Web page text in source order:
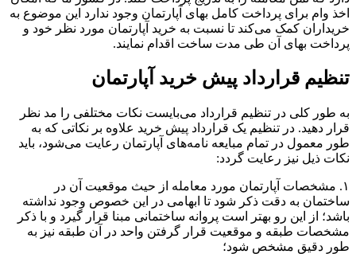
اخذ وام برای پرداخت کامل بهای آپارتمان وجود ندارد این موضوع به
خریداران کمک می‌کند تا نسبت به خرید آپارتمان مورد نظر خود و
پرداخت بهای آن طی مدت ساخت اقدام نمایند.
تنظیم قرارداد پیش خرید آپارتمان
به طور کلی در تنظیم قرارداد می‌بایست نکات مختلفی را مد نظر
قرار دهید. در تنظیم یک قرارداد پیش خرید علاوه بر نکاتی که به
طور معمول در تمام مبایعه نامه‌های آپارتمان رعایت می‌شود، باید
نکات ذیل نیز رعایت گردد:
۱. مشخصات آپارتمان مورد معامله از حیث موقعیت آن در
ساختمان به دقت ذکر شود تا ابهامی در این خصوص وجود نداشته
باشد؛ از این رو بهتر است پروانه ساختمانی مبنا قرار گیرد و با ذکر
مشخصات طبقه و موقعیت قرار گرفتن واحد در آن طبقه نیز به
طور دقیق مشخص شود؛